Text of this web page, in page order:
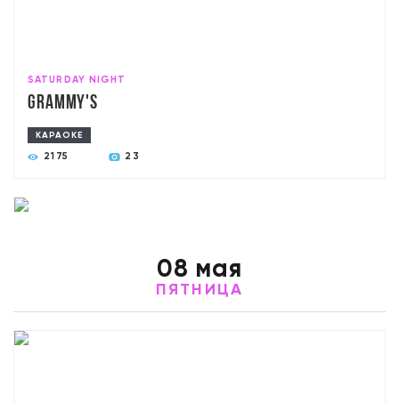
SATURDAY NIGHT
Grammy's
КАРАОКЕ
2175 23
08 мая
ПЯТНИЦА